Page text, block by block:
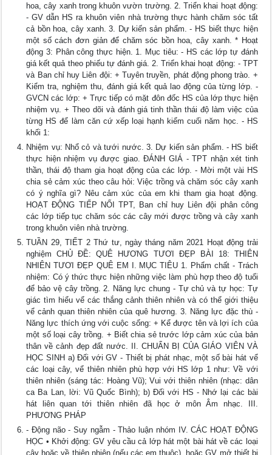
hoa, cây xanh trong khuôn vườn trường. 2. Triển khai hoạt động:
- GV dẫn HS ra khuôn viên nhà trường thực hành chăm sóc tất
cả bồn hoa, cây xanh. 3. Dự kiến sản phẩm. - HS biết thực hiện
một số cách đơn giản để chăm sóc bồn hoa, cây xanh. * Hoạt
động 3: Phân công thực hiện. 1. Mục tiêu: - HS các lớp tự đánh
giá kết quả theo phiếu tự đánh giá. 2. Triển khai hoạt động: - TPT
và Ban chỉ huy Liên đội: + Tuyên truyền, phát động phong trào. +
Kiểm tra, nghiệm thu, đánh giá kết quả lao động của từng lớp. -
GVCN các lớp: + Trực tiếp có mặt đôn đốc HS của lớp thực hiện
nhiệm vụ. + Theo dõi và đánh giá tinh thần thái độ làm việc của
từng HS để làm căn cứ xếp loại hạnh kiểm cuối năm học. - HS
khối 1:
Nhiệm vụ: Nhổ cỏ và tưới nước. 3. Dự kiến sản phẩm. - HS biết
thực hiện nhiệm vụ được giao. ĐÁNH GIÁ - TPT nhận xét tinh
thần, thái độ tham gia hoạt động của các lớp. - Mời một vài HS
chia sẻ cảm xúc theo câu hỏi: Việc trồng và chăm sóc cây xanh
có ý nghĩa gì? Nêu cảm xúc của em khi tham gia hoạt động.
HOẠT ĐỘNG TIẾP NỐI TPT, Ban chỉ huy Liên đội phân công
các lớp tiếp tục chăm sóc các cây mới được trồng và cây xanh
trong khuôn viên nhà trường.
TUẦN 29, TIẾT 2 Thứ tư, ngày tháng năm 2021 Hoạt động trải
nghiệm CHỦ ĐỀ: QUÊ HƯƠNG TƯƠI ĐẸP BÀI 18: THIÊN
NHIÊN TƯƠI ĐẸP QUÊ EM I. MỤC TIÊU 1. Phẩm chất - Trách
nhiệm: Có ý thức thực hiện những việc làm phù hợp theo độ tuổi
để bảo vệ cây trồng. 2. Năng lực chung - Tự chủ và tự học: Tự
giác tìm hiểu vể các thắng cảnh thiên nhiên và có thể giới thiệu
vể cảnh quan thiên nhiên của quê hương. 3. Năng lực đặc thù -
Năng lực thích ứng với cuộc sống: + Kể được tên và lợi ích của
một số loại cây trồng. + Biết chia sẻ trước lớp cảm xúc của bản
thân về cảnh đẹp đất nước. II. CHUẨN BỊ CỦA GIÁO VIÊN VÀ
HỌC SINH a) Đối với GV - Thiết bị phát nhạc, một số bài hát vể
các loại cây, vể thiên nhiên phù hợp với HS lớp 1 như: Về với
thiên nhiên (sáng tác: Hoàng Vũ); Vui với thiên nhiên (nhạc: dân
ca Ba Lan, lời: Vũ Quốc Bình); b) Đối với HS - Nhớ lại các bài
hát liên quan tới thiên nhiên đã học ở môn Âm nhạc. III.
PHƯƠNG PHÁP
- Động não - Suy ngẫm - Thảo luận nhóm IV. CÁC HOẠT ĐỘNG
HỌC • Khởi động: GV yêu cầu cả lớp hát một bài hát về các loại
cây hoặc về thiên nhiên (nếu các em thuộc), hoặc GV mở thiết bị